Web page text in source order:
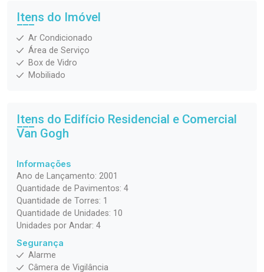
Itens do Imóvel
Ar Condicionado
Área de Serviço
Box de Vidro
Mobiliado
Itens do Edifício Residencial e Comercial
Van Gogh
Informações
Ano de Lançamento: 2001
Quantidade de Pavimentos: 4
Quantidade de Torres: 1
Quantidade de Unidades: 10
Unidades por Andar: 4
Segurança
Alarme
Câmera de Vigilância